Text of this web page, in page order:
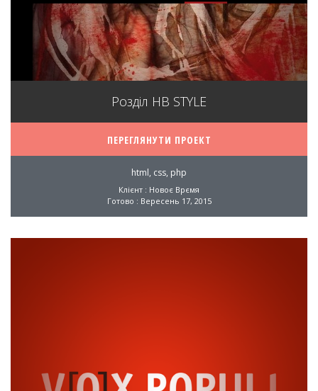
Розділ НВ STYLE
ПЕРЕГЛЯНУТИ ПРОЕКТ
html, css, php
Клієнт : Новоє Врємя
Готово : Вересень 17, 2015